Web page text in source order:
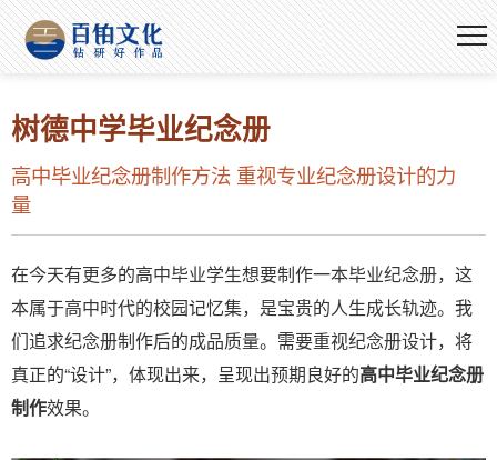
树德中学毕业纪念册
高中毕业纪念册制作方法 重视专业纪念册设计的力
量
在今天有更多的高中毕业学生想要制作一本毕业纪念册，这
本属于高中时代的校园记忆集，是宝贵的人生成长轨迹。我
们追求纪念册制作后的成品质量。需要重视纪念册设计，将
真正的“设计”，体现出来，呈现出预期良好的高中毕业纪念册
制作效果。